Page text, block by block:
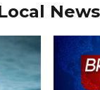
News